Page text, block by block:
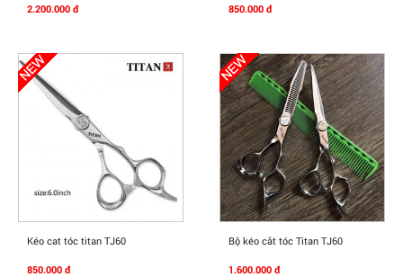
2.200.000 đ
850.000 đ
Mua Ngay
Kéo cat tóc titan TJ60
850.000 đ
Mua Ngay
Bộ kéo cắt tóc Titan TJ60
1.600.000 đ